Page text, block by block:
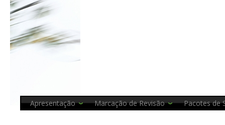
Apresentação Marcação de Revisão Pacotes de